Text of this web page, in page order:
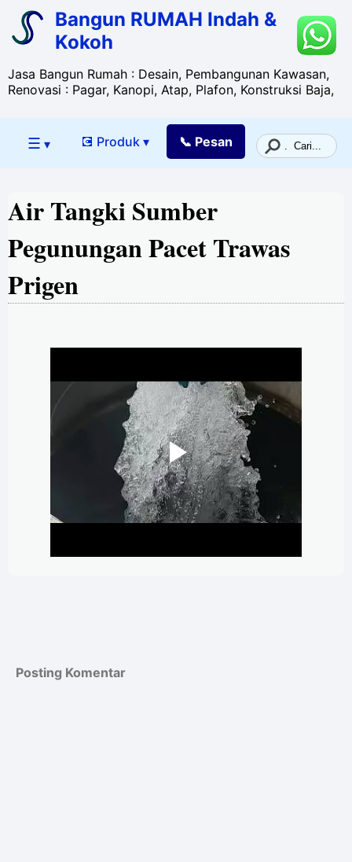
Bangun RUMAH Indah &
Kokoh
Jasa Bangun Rumah : Desain, Pembangunan Kawasan,
Renovasi : Pagar, Kanopi, Atap, Plafon, Konstruksi Baja,
☰ ▾ 💽 Produk ▾ 📞 Pesan
Air Tangki Sumber
Pegunungan Pacet Trawas
Prigen
Posting Komentar